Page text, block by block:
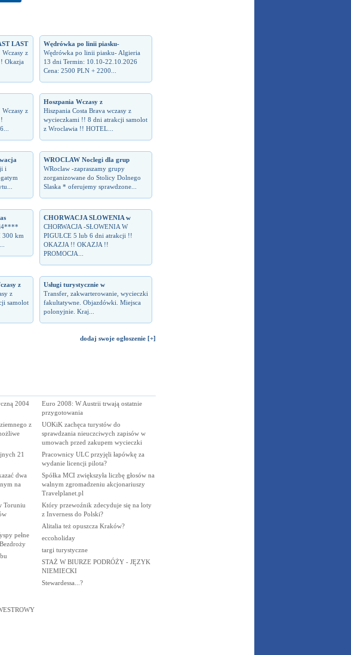
LAST
z
Okazja
Wędrówka po linii piasku-
Wędrówka po linii piasku- Algieria
13 dni Termin: 10.10-22.10.2026
Cena: 2500 PLN + 2200...
z
Hoszpania Wczasy z
Hiszpania Costa Brava wczasy z
wycieczkami !! 8 dni atrakcji samolot
z Wroclawia !! HOTEL...
i
WROCLAW Noclegi dla grup
WRoclaw -zapraszamy grupy
zorganizowane do Stolicy Dolnego
Slaska * oferujemy sprawdzone...
300 km
CHORWACJA SLOWENIA w
CHORWACJA -SŁOWENIA W
PIGUŁCE 5 lub 6 dni atrakcji !!
OKAZJA !! OKAZJA !!
PROMOCJA...
z
z
samolot
Usługi turystycznie w
Transfer, zakwarterowanie, wycieczki
fakultatywne. Objazdówki. Miejsca
polonyjnie. Kraj...
dodaj swoje ogłoszenie [+]
2004
z
21
dwa
na
Toruniu
pełne
Euro 2008: W Austrii trwają ostatnie
przygotowania
UOKiK zachęca turystów do
sprawdzania nieuczciwych zapisów w
umowach przed zakupem wycieczki
Pracownicy ULC przyjęli łapówkę za
wydanie licencji pilota?
Spółka MCI zwiększyła liczbę głosów na
walnym zgromadzeniu akcjonariuszy
Travelplanet.pl
Który przewoźnik zdecyduje się na loty
z Inverness do Polski?
Alitalia też opuszcza Kraków?
eccoholiday
targi turystyczne
STAŻ W BIURZE PODRÓŻY - JĘZYK
NIEMIECKI
Stewardessa...?